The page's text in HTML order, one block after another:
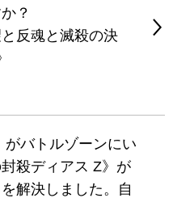
？
反魂と滅殺の決
バトルゾーンにい
殺ディアス Z》が
解決しました。自